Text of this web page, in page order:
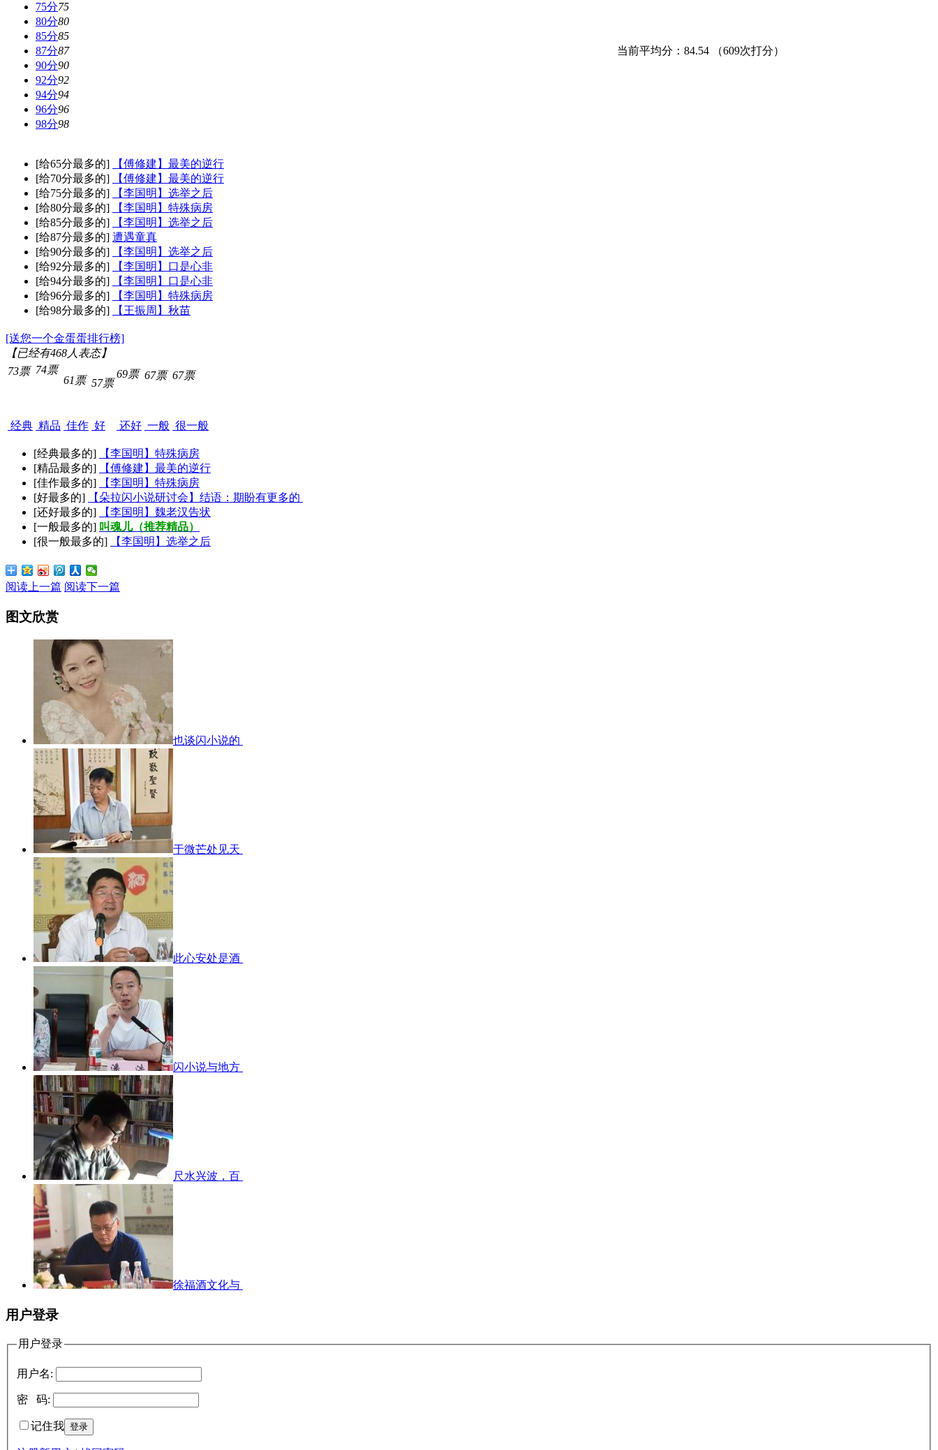
75分75
80分80
85分85
87分87
90分90
92分92
94分94
96分96
98分98
当前平均分： 84.54 （609次打分）
[给65分最多的]
【傅修建】最美的逆行
[给70分最多的]
【傅修建】最美的逆行
[给75分最多的]
【李国明】选举之后
[给80分最多的]
【李国明】特殊病房
[给85分最多的]
【李国明】选举之后
[给87分最多的] 遭遇童真
[给90分最多的]
【李国明】选举之后
[给92分最多的]
【李国明】口是心非
[给94分最多的]
【李国明】口是心非
[给96分最多的]
【李国明】特殊病房
[给98分最多的]
【王振周】秋苗
[送您一个金蛋蛋排行榜]
【已经有468人表态】
73票
经典
74票
精品
61票
佳作
57票
好
69票
还好
67票
一般
67票
很一般
[经典最多的]
【李国明】特殊病房
[精品最多的]
【傅修建】最美的逆行
[佳作最多的]
【李国明】特殊病房
[好最多的]
【朵拉闪小说研讨会】结语：期盼有更多的
[还好最多的]
【李国明】魏老汉告状
[一般最多的] 叫魂儿（推荐精品）
[很一般最多的]
【李国明】选举之后
阅读上一篇 阅读下一篇
图文欣赏
也谈闪小说的
于微芒处见天
此心安处是酒
闪小说与地方
尺水兴波，百
徐福酒文化与
用户登录
用户登录
用户名:
密 码:
记住我